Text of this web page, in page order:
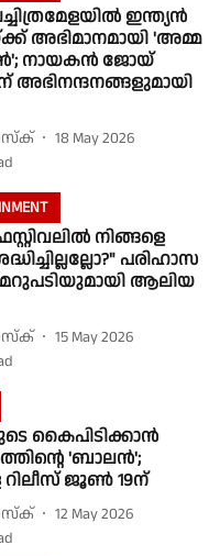
ഇന്ത്യൻ
അഭിമാനമായി 'അമ്മ
നായകൻ ജോയ്
അഭിനന്ദനങ്ങളുമായി
18 May 2026
നിങ്ങളെ
പരിഹാസ
മറുപടിയുമായി ആലിയ
15 May 2026
കൈപിടിക്കാൻ
'ബാലൻ';
ജൂൺ 19ന്
12 May 2026